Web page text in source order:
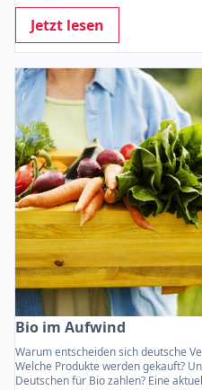
Jetzt lesen
Bio im Aufwind
Warum entscheiden sich deutsche
Welche Produkte werden gekauft?
Deutschen für Bio zahlen? Eine